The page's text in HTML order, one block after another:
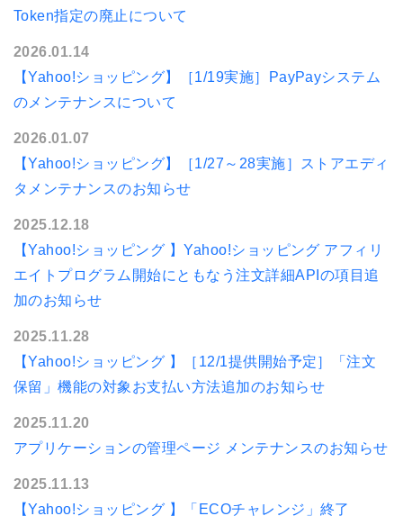
Token指定の廃止について
2026.01.14
【Yahoo!ショッピング】［1/19実施］PayPayシステム
のメンテナンスについて
2026.01.07
【Yahoo!ショッピング】［1/27～28実施］ストアエディ
タメンテナンスのお知らせ
2025.12.18
【Yahoo!ショッピング 】Yahoo!ショッピング アフィリ
エイトプログラム開始にともなう注文詳細APIの項目追
加のお知らせ
2025.11.28
【Yahoo!ショッピング 】［12/1提供開始予定］「注文
保留」機能の対象お支払い方法追加のお知らせ
2025.11.20
アプリケーションの管理ページ メンテナンスのお知らせ
2025.11.13
【Yahoo!ショッピング 】「ECOチャレンジ」終了